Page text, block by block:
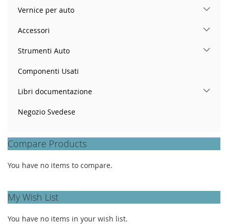
Vernice per auto
Accessori
Strumenti Auto
Componenti Usati
Libri documentazione
Negozio Svedese
Compare Products
You have no items to compare.
My Wish List
You have no items in your wish list.